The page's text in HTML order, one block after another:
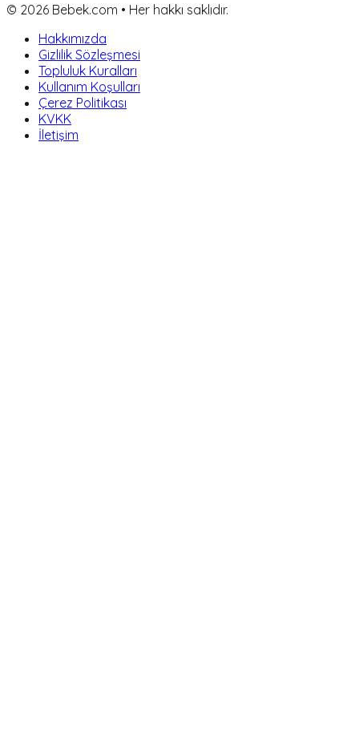
© 2026 Bebek.com • Her hakkı saklıdır.
Hakkımızda
Gizlilik Sözleşmesi
Topluluk Kuralları
Kullanım Koşulları
Çerez Politikası
KVKK
İletişim